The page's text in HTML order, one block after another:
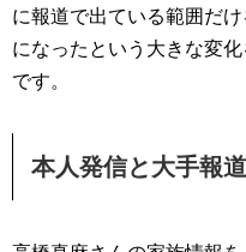
に報道で出ている範囲だ
になったという大きな変
です。
本人発信と大手報